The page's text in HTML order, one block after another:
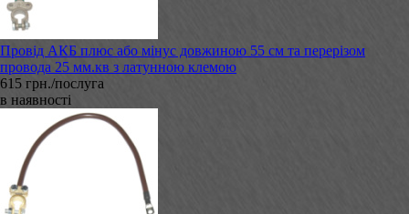
Провід АКБ плюс або мінус довжиною 55 см та перерізом
провода 25 мм.кв з латунною клемою
615 грн./послуга
в наявності